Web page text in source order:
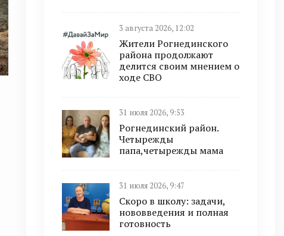
3 августа 2026, 12:02
Жители Рогнединского
района продолжают
делится своим мнением о
ходе СВО
31 июля 2026, 9:53
Рогнединский район.
Четырежды
папа,четырежды мама
31 июля 2026, 9:47
Скоро в школу: задачи,
нововведения и полная
готовность